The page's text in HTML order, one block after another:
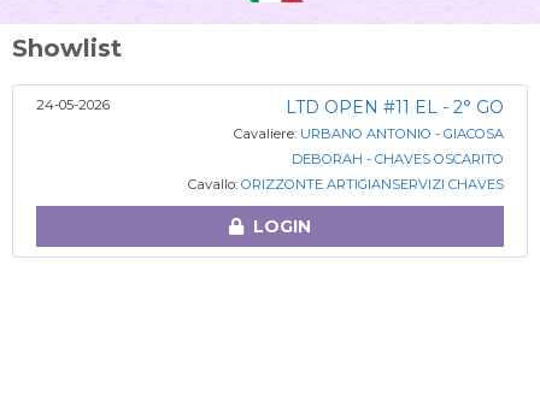
Showlist
24-05-2026 LTD OPEN #11 EL - 2° GO
Cavaliere: URBANO ANTONIO - GIACOSA
DEBORAH - CHAVES OSCARITO
Cavallo: ORIZZONTE ARTIGIANSERVIZI CHAVES
LOGIN